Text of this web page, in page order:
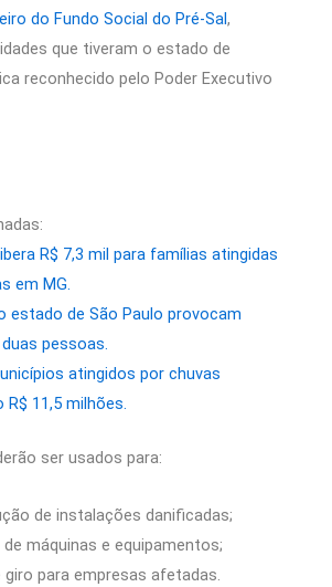
do Fundo Social do Pré-Sal,
que tiveram o estado de
reconhecido pelo Poder Executivo
R$ 7,3 mil para famílias atingidas
em MG.
estado de São Paulo provocam
pessoas.
atingidos por chuvas
R$ 11,5 milhões.
ser usados para:
de instalações danificadas;
máquinas e equipamentos;
giro para empresas afetadas.